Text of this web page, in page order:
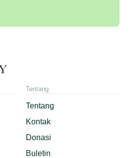
Tentang
Tentang
Kontak
Donasi
Buletin